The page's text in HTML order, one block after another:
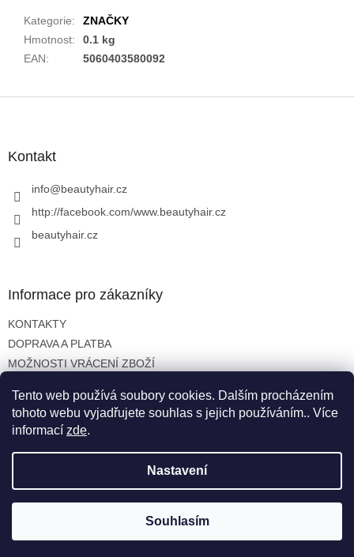
Tento web používá soubory cookies. Dalším procházením
tohoto webu vyjadřujete souhlas s jejich používáním.. Více
informací zde.
Nastavení
Souhlasím
Kategorie:
ZNAČKY
Hmotnost:
0.1 kg
EAN: 5060403580092
Kontakt
info@beautyhair.cz
http://facebook.com/www.beautyhair.cz
beautyhair.cz
Informace pro zákazníky
KONTAKTY
DOPRAVA A PLATBA
MOŽNOSTI VRÁCENÍ ZBOŽÍ
OCHRANA OSOBNÍCH ÚDAJŮ
Vytvořil Shoptet
beautyhair.cz. Všechna práva vyhrazena.